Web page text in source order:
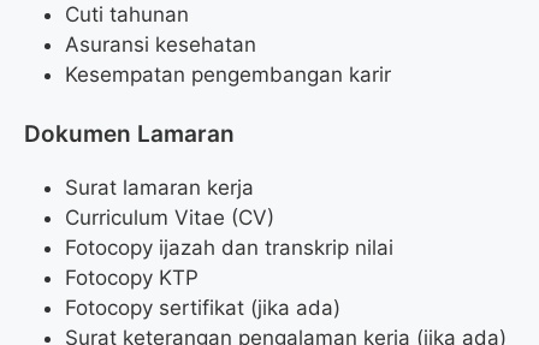
Cuti tahunan
Asuransi kesehatan
Kesempatan pengembangan karir
Dokumen Lamaran
Surat lamaran kerja
Curriculum Vitae (CV)
Fotocopy ijazah dan transkrip nilai
Fotocopy KTP
Fotocopy sertifikat (jika ada)
Surat keterangan pengalaman kerja (jika ada)